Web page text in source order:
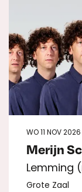
Merijn
Lemming
WO 11 NOV 2026
Grote Zaal